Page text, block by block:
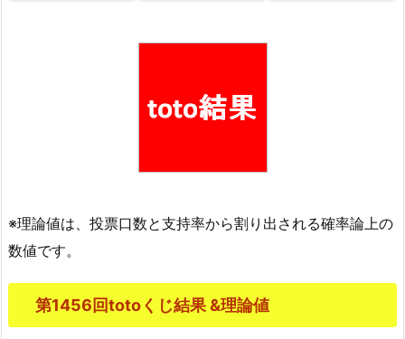
※理論値は、投票口数と支持率から割り出される確率論上の
数値です。
第1456回totoくじ結果 &理論値